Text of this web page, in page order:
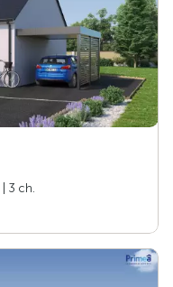
| 3 ch.